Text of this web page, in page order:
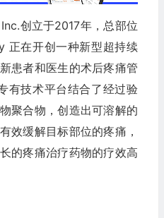
创立于2017年，总部位
正在开创一种新型超持续
患者和医生的术后疼痛管
有技术平台结合了经过验
聚合物，创造出可溶解的
效缓解目标部位的疼痛，
的疼痛治疗药物的疗效高